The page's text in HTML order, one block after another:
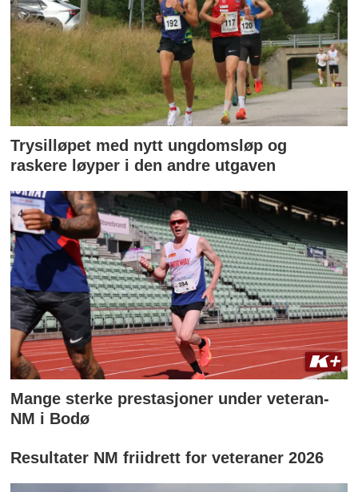
Trysilløpet med nytt ungdomsløp og
raskere løyper i den andre utgaven
Mange sterke prestasjoner under veteran-
NM i Bodø
Resultater NM friidrett for veteraner 2026